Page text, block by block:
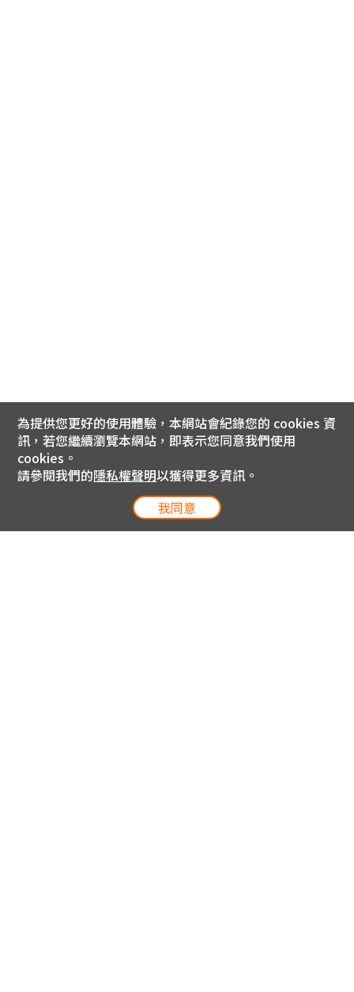
為提供您更好的使用體驗，本網站會紀錄您的 cookies 資
訊，若您繼續瀏覽本網站，即表示您同意我們使用
cookies。
請參閱我們的隱私權聲明以獲得更多資訊。
我同意